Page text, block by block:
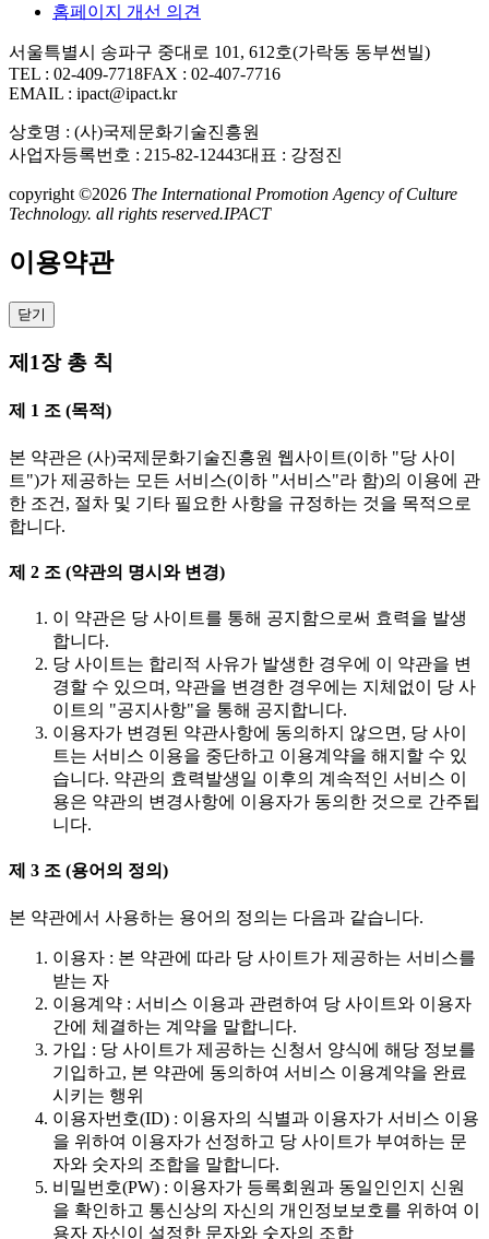
홈페이지 개선 의견
서울특별시 송파구 중대로 101, 612호(가락동 동부썬빌)
TEL : 02-409-7718FAX : 02-407-7716
EMAIL : ipact@ipact.kr
상호명 : (사)국제문화기술진흥원
사업자등록번호 : 215-82-12443대표 : 강정진
copyright ©2026 The International Promotion Agency of Culture
Technology. all rights reserved.IPACT
이용약관
닫기
제1장 총 칙
제 1 조 (목적)
본 약관은 (사)국제문화기술진흥원 웹사이트(이하 "당 사이
트")가 제공하는 모든 서비스(이하 "서비스"라 함)의 이용에 관
한 조건, 절차 및 기타 필요한 사항을 규정하는 것을 목적으로
합니다.
제 2 조 (약관의 명시와 변경)
이 약관은 당 사이트를 통해 공지함으로써 효력을 발생
합니다.
당 사이트는 합리적 사유가 발생한 경우에 이 약관을 변
경할 수 있으며, 약관을 변경한 경우에는 지체없이 당 사
이트의 "공지사항"을 통해 공지합니다.
이용자가 변경된 약관사항에 동의하지 않으면, 당 사이
트는 서비스 이용을 중단하고 이용계약을 해지할 수 있
습니다. 약관의 효력발생일 이후의 계속적인 서비스 이
용은 약관의 변경사항에 이용자가 동의한 것으로 간주됩
니다.
제 3 조 (용어의 정의)
본 약관에서 사용하는 용어의 정의는 다음과 같습니다.
이용자 : 본 약관에 따라 당 사이트가 제공하는 서비스를
받는 자
이용계약 : 서비스 이용과 관련하여 당 사이트와 이용자
간에 체결하는 계약을 말합니다.
가입 : 당 사이트가 제공하는 신청서 양식에 해당 정보를
기입하고, 본 약관에 동의하여 서비스 이용계약을 완료
시키는 행위
이용자번호(ID) : 이용자의 식별과 이용자가 서비스 이용
을 위하여 이용자가 선정하고 당 사이트가 부여하는 문
자와 숫자의 조합을 말합니다.
비밀번호(PW) : 이용자가 등록회원과 동일인인지 신원
을 확인하고 통신상의 자신의 개인정보보호를 위하여 이
용자 자신이 설정한 문자와 숫자의 조합